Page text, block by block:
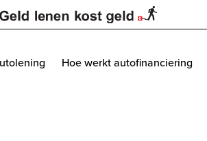
Hoe werkt autofinanciering